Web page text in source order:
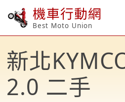
機車行動網
Best Moto Union
新北
2.0 二手